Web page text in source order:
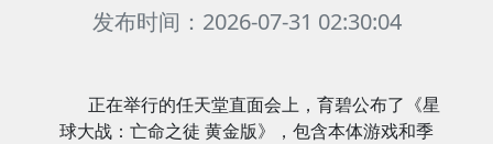
发布时间：2026-07-31 02:30:04
正在举行的任天堂直面会上，育碧公布了《星
球大战：亡命之徒 黄金版》，包含本体游戏和季